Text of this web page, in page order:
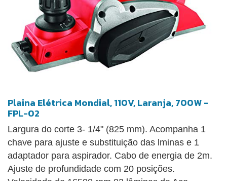
Plaina Elétrica Mondial, 110V, Laranja, 700W -
FPL-02
Largura do corte 3- 1/4" (825 mm). Acompanha 1
chave para ajuste e substituição das lminas e 1
adaptador para aspirador. Cabo de energia de 2m.
Ajuste de profundidade com 20 posições.
Velocidade de 16500 rpm 02 lâminas de Aço